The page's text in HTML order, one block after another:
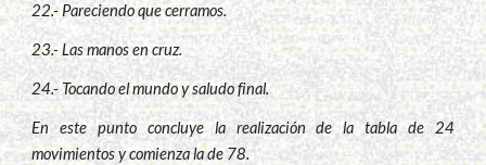
22.- Pareciendo que cerramos.
23.- Las manos en cruz.
24.- Tocando el mundo y saludo final.
En este punto concluye la realización de la tabla de 24
movimientos y comienza la de 78.